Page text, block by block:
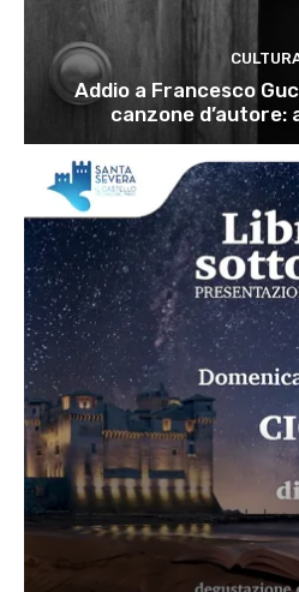
Addio a Francesco
canzone d’autore: